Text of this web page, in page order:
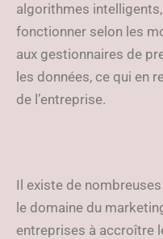
algorithmes
fonctionner selon les
aux gestionnaires de
les données, ce qui en
de l’entreprise.
Il existe de
le domaine du
entreprises à accroître